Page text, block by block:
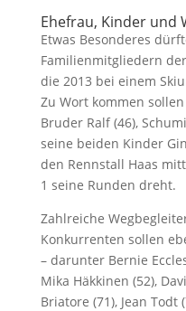
Ehefrau, Kinder und
Etwas Besonderes
Familienmitgliedern
die 2013 bei einem
Zu Wort kommen
Bruder Ralf (46),
seine beiden Kinder
den Rennstall Haas
1 seine Runden dreht.
Zahlreiche
Konkurrenten sollen
– darunter Bernie
Mika Häkkinen (52),
Briatore (71), Jean Todt